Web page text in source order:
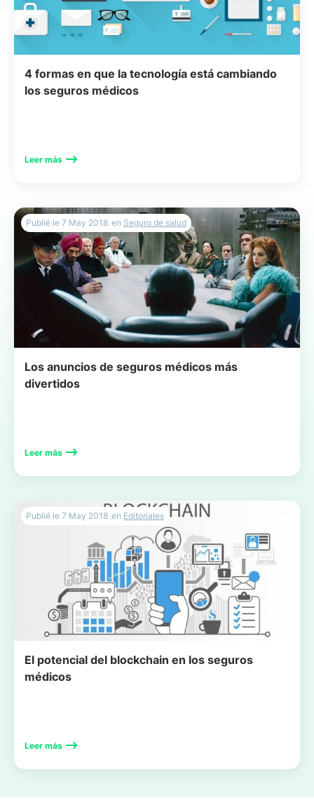
4 formas en que la tecnología está cambiando
los seguros médicos
Leer más
Los anuncios de seguros médicos más
divertidos
Leer más
Publié le 7 May 2018 en Seguro de salud
El potencial del blockchain en los seguros
médicos
Leer más
Publié le 7 May 2018 en Editoriales